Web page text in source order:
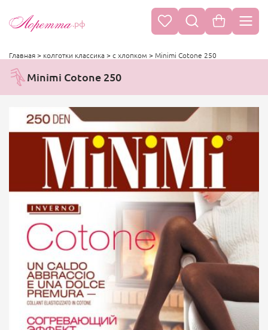
.рф
Главная> колготки классика> с хлопком > Minimi Cotone 250
Minimi Cotone 250